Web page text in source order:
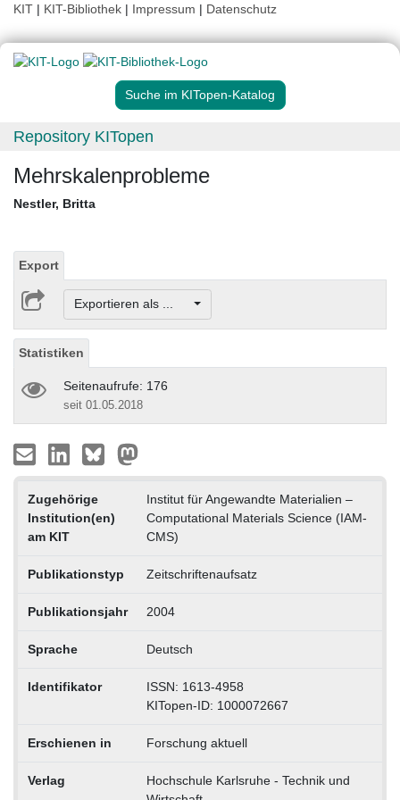
KIT | KIT-Bibliothek | Impressum | Datenschutz
Suche im KITopen-Katalog
Repository KITopen
Mehrskalenprobleme
Nestler, Britta
Export
Exportieren als ...
Statistiken
Seitenaufrufe: 176
seit 01.05.2018
Zugehörige
Institution(en)
am KIT
Institut für Angewandte Materialien –
Computational Materials Science (IAM-
CMS)
Publikationstyp Zeitschriftenaufsatz
Publikationsjahr 2004
Sprache Deutsch
Identifikator
ISSN: 1613-4958
KITopen-ID: 1000072667
Erschienen in Forschung aktuell
Verlag
Hochschule Karlsruhe - Technik und